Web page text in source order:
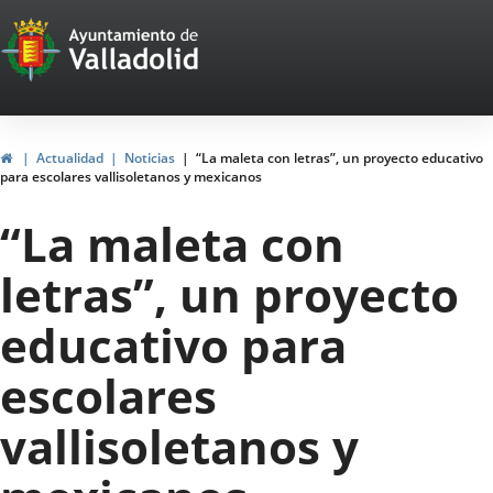
Portal
Web
del
Ayuntamiento
de
Valladolid
HomeActualidad Noticias
“La maleta con letras”, un proyecto educativo
para escolares vallisoletanos y mexicanos
“La maleta con
letras”, un proyecto
educativo para
escolares
vallisoletanos y